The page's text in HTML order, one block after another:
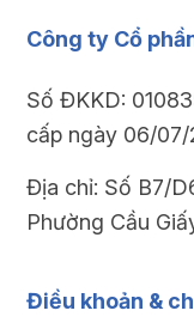
Công ty Cổ
Số ĐKKD:
cấp ngày 06/07/
Địa chỉ: Số B7/
Phường Cầu
Điều khoản &